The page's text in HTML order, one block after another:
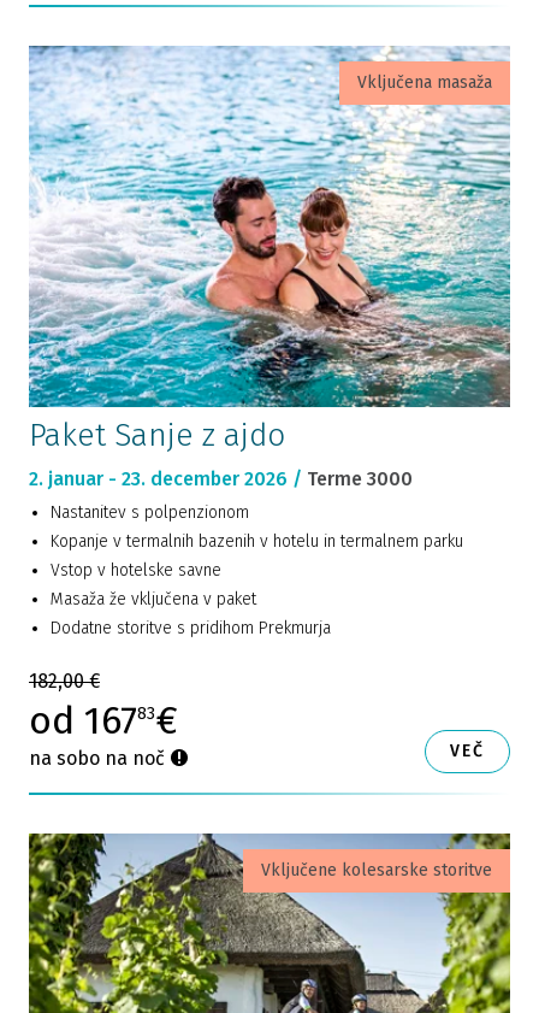
Vključena masaža
Paket Sanje z ajdo
2. januar - 23. december 2026 / Terme 3000
Nastanitev s polpenzionom
Kopanje v termalnih bazenih v hotelu in termalnem parku
Vstop v hotelske savne
Masaža že vključena v paket
Dodatne storitve s pridihom Prekmurja
182,00 €
od 16783€
na sobo na noč VEČ
Vključene kolesarske storitve